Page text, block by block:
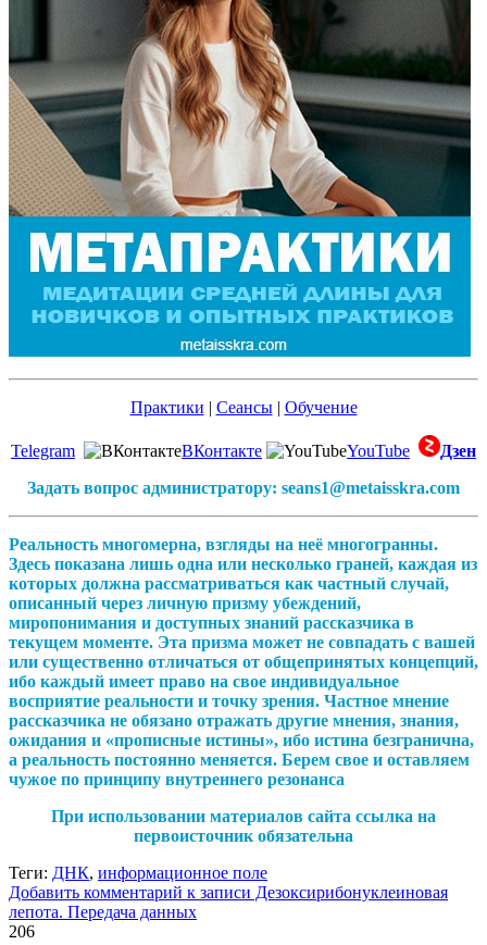
Практики | Сеансы| Обучение
Telegram ВКонтакте YouTube
Дзен
Задать вопрос администратору: seans1@metaisskra.com
Реальность многомерна, взгляды на неё многогранны.
Здесь показана лишь одна или несколько граней, каждая из
которых должна рассматриваться как частный случай,
описанный через личную призму убеждений,
миропонимания и доступных знаний рассказчика в
текущем моменте. Эта призма может не совпадать с вашей
или существенно отличаться от общепринятых концепций,
ибо каждый имеет право на свое индивидуальное
восприятие реальности и точку зрения. Частное мнение
рассказчика не обязано отражать другие мнения, знания,
ожидания и «прописные истины», ибо истина безгранична,
а реальность постоянно меняется. Берем свое и оставляем
чужое по принципу внутреннего резонанса
При использовании материалов сайта ссылка на
первоисточник обязательна
Теги: ДНК, информационное поле
Добавить комментарий к записи Дезоксирибонуклеиновая
лепота. Передача данных
206